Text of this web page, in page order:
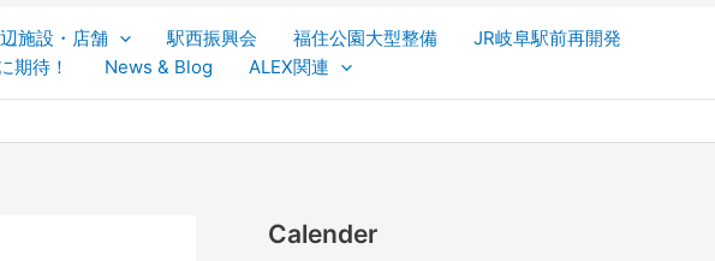
施設・店舗 駅西振興会 福住公園大型整備
JR岐阜駅前再開発
期待！ News & Blog ALEX関連
Calender